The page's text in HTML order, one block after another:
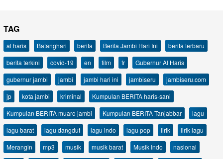
TAG
al haris Batanghari berita Berita Jambi Hari Ini
berita terbaru
berita terkini
covid-19 en film fr
Gubernur Al Haris
gubernur jambi
jambi jambi hari ini jambiseru
jambiseru.com
jp
kota jambi kriminal
Kumpulan BERITA haris-sani
Kumpulan BERITA muaro jambi
Kumpulan BERITA Tanjabbar
lagu
lagu barat
lagu dangdut lagu indo lagu pop lirik
lirik lagu
Merangin
mp3 musik musik barat Musik Indo
nasional